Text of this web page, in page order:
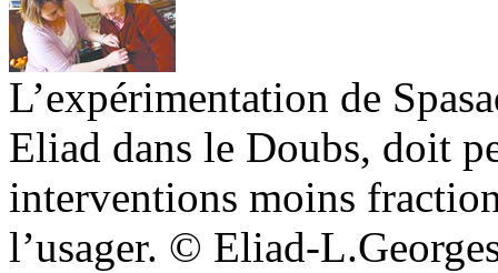
L’expérimentation de
Eliad dans le Doubs, doit
interventions moins
l’usager. © Eliad-